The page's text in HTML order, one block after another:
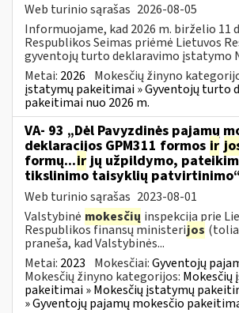
Web turinio sąrašas 2026-08-05
Informuojame, kad 2026 m. birželio 11
Respublikos Seimas priėmė Lietuvos
gyventojų turto deklaravimo įstatymo
Metai: 2026 Mokesčių žinyno
įstatymų pakeitimai » Gyventojų turto
pakeitimai nuo 2026 m.
VA- 93 „Dėl Pavyzdinės pajamų
deklaracijos GPM311 formos ir
formų...irjų užpildymo,
tikslinimo taisyklių
Web turinio sąrašas 2023-08-01
Valstybinė mokesčių inspekcija prie
Respublikos finansų ministerijos
praneša, kad Valstybinės...
Metai: 2023 Mokesčiai:Gyventojų
Mokesčių žinyno kategorijos:
pakeitimai » Mokesčių įstatymų
» Gyventojų pajamų mokesčio